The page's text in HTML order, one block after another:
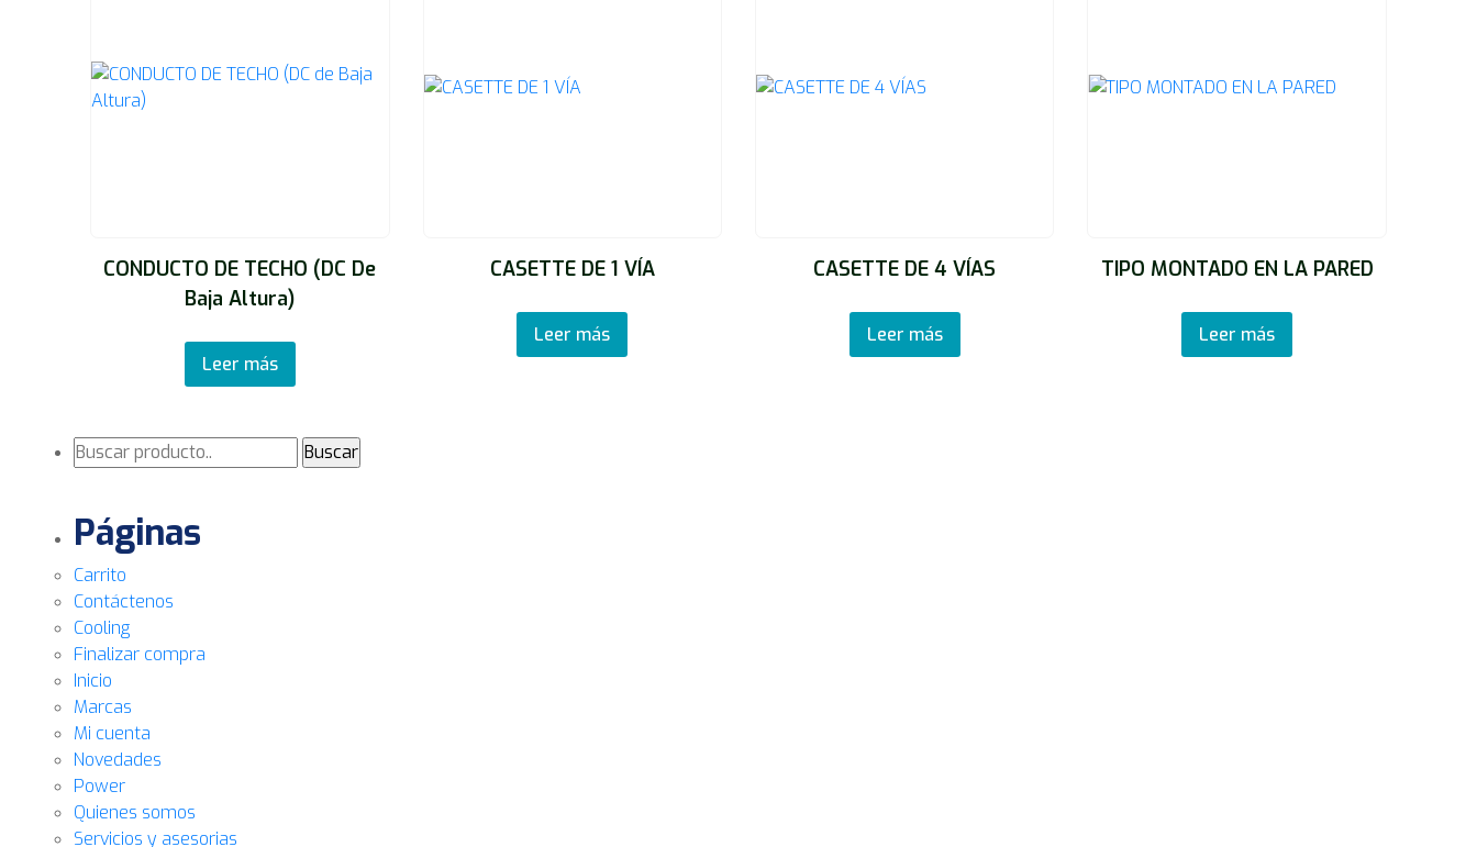
CONDUCTO DE TECHO (DC De
Baja Altura)
Leer más
CASETTE DE 1 VÍA
Leer más
CASETTE DE 4 VÍAS
Leer más
TIPO MONTADO EN LA PARED
Leer más
Páginas
Carrito
Contáctenos
Cooling
Finalizar compra
Inicio
Marcas
Mi cuenta
Novedades
Power
Quienes somos
Servicios y asesorias